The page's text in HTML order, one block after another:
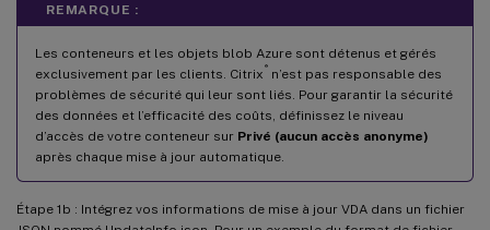
REMARQUE :
Les conteneurs et les objets blob Azure sont détenus et gérés
exclusivement par les clients. Citrix ®
n’est pas responsable des
problèmes de sécurité qui leur sont liés. Pour garantir la sécurité
des données et l’efficacité des coûts, définissez le niveau
d’accès de votre conteneur sur Privé (aucun accès anonyme)
après chaque mise à jour automatique.
Étape 1b : Intégrez vos informations de mise à jour VDA dans un fichier